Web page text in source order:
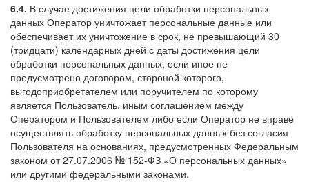
6.4. В случае достижения цели обработки персональных
данных Оператор уничтожает персональные данные или
обеспечивает их уничтожение в срок, не превышающий 30
(тридцати) календарных дней с даты достижения цели
обработки персональных данных, если иное не
предусмотрено договором, стороной которого,
выгодоприобретателем или поручителем по которому
является Пользователь, иным соглашением между
Оператором и Пользователем либо если Оператор не вправе
осуществлять обработку персональных данных без согласия
Пользователя на основаниях, предусмотренных Федеральным
законом от 27.07.2006 № 152-ФЗ «О персональных данных»
или другими федеральными законами.